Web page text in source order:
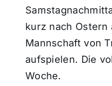
kurz nach
Mannschaft von
aufspielen. Die
Woche.